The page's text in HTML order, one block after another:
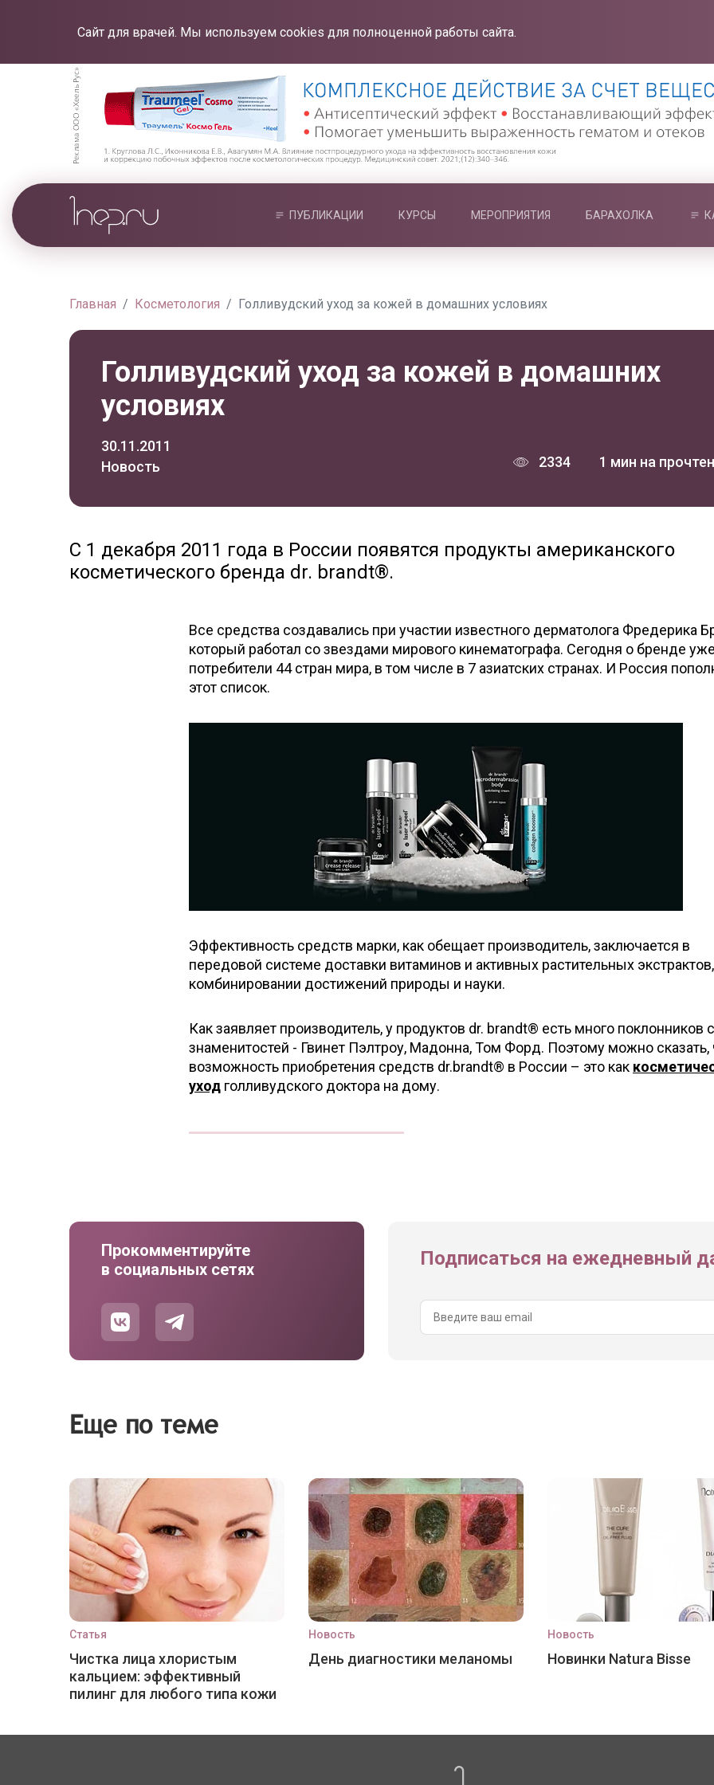
Сайт для врачей. Мы используем cookies для полноценной работы сайта.
ПУБЛИКАЦИИ КУРСЫ МЕРОПРИЯТИЯ БАРАХОЛКА
Главная Косметология Голливудский уход за кожей в домашних условиях
Голливудский уход за кожей в домашних
условиях
30.11.2011
Новость
2334 1 мин на
С 1 декабря 2011 года в России появятся продукты американского
косметического бренда dr. brandt®.
Все средства создавались при участии известного дерматолога Фредерика
который работал со звездами мирового кинематографа. Сегодня о бренде
потребители 44 стран мира, в том числе в 7 азиатских странах. И Россия
этот список.
Эффективность средств марки, как обещает производитель, заключается в
передовой системе доставки витаминов и активных растительных экстрактов,
комбинировании достижений природы и науки.
Как заявляет производитель, у продуктов dr. brandt® есть много поклонников
знаменитостей - Гвинет Пэлтроу, Мадонна, Том Форд. Поэтому можно сказать,
возможность приобретения средств dr.brandt® в России – это как
уход голливудского доктора на дому.
Прокомментируйте
в социальных сетях
Подписаться на ежедневный
Еще по теме
Статья
Чистка лица хлористым
кальцием: эффективный
пилинг для любого типа кожи
Новость
День диагностики меланомы
Новость
Новинки Natura Bisse